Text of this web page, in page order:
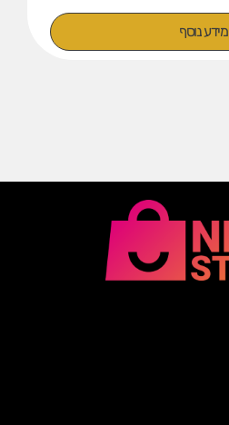
מידע נוסף